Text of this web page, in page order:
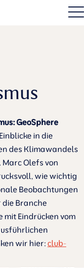
GeoSphere
in die
des Klimawandels
Olefs von
wie wichtig
Beobachtungen
Branche
mit Eindrücken vom
wir hier: club-